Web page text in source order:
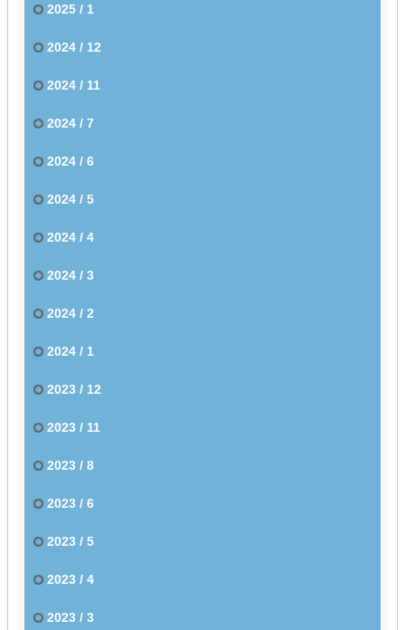
2025 / 1
2024 / 12
2024 / 11
2024 / 7
2024 / 6
2024 / 5
2024 / 4
2024 / 3
2024 / 2
2024 / 1
2023 / 12
2023 / 11
2023 / 8
2023 / 6
2023 / 5
2023 / 4
2023 / 3